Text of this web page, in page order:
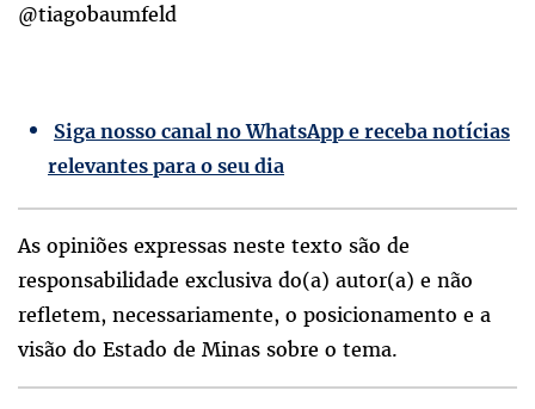
@tiagobaumfeld
Siga nosso canal no WhatsApp e receba notícias
relevantes para o seu dia
As opiniões expressas neste texto são de
responsabilidade exclusiva do(a) autor(a) e não
refletem, necessariamente, o posicionamento e a
visão do Estado de Minas sobre o tema.